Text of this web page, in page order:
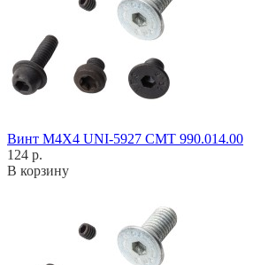
Винт M4X4 UNI-5927 CMT 990.014.00
124 р.
В корзину